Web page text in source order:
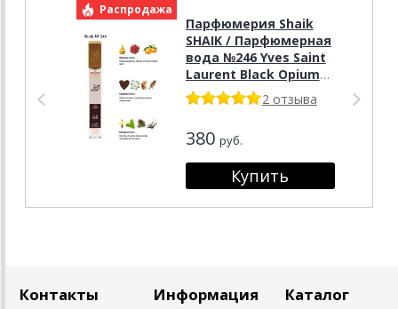
Распродажа
Парфюмерия Shaik
SHAIK / Парфюмерная
вода №246 Yves Saint
Laurent Black Opium
10 ml
2 отзыва
380 руб.
Контакты Информация Каталог